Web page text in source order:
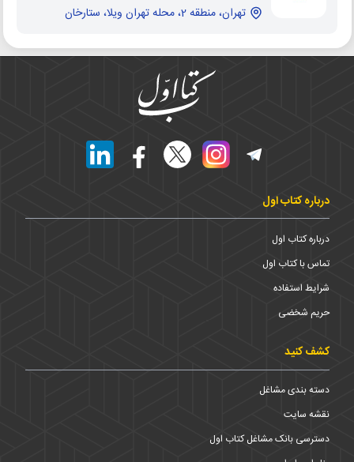
تهران، منطقه 2، محله تهران ویلا، ستارخان
درباره کتاب اول
درباره کتاب اول
تماس با کتاب اول
شرایط استفاده
حریم شخضی
کشف کنید
دسته بندی مشاغل
نقشه سایت
دسترسی بانک مشاغل کتاب اول